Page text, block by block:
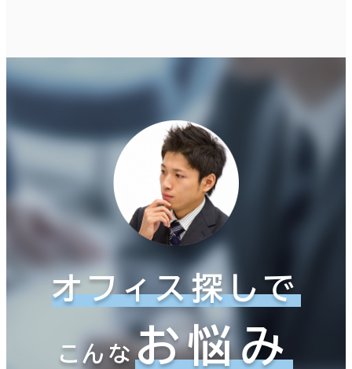
オフィス探しで
こんなお悩み